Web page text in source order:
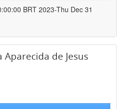
BRT 2023-Thu Dec 31
Aparecida de Jesus